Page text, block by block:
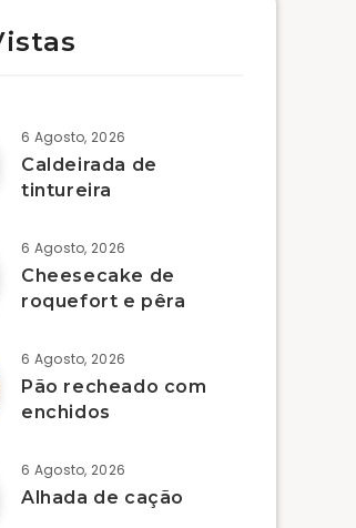
6 Agosto, 2026
Caldeirada de
tintureira
6 Agosto, 2026
Cheesecake de
roquefort e pêra
6 Agosto, 2026
Pão recheado com
enchidos
6 Agosto, 2026
Alhada de cação